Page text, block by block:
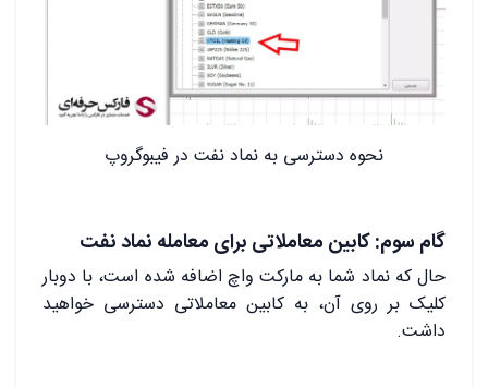
نحوه دسترسی به نماد نفت در فیبوگروپ
گام سوم: کابین معاملاتی برای معامله نماد نفت
حال که نماد شما به مارکت واچ اضافه شده است، با دوبار
کلیک بر روی آن، به کابین معاملاتی دسترسی خواهید
داشت.